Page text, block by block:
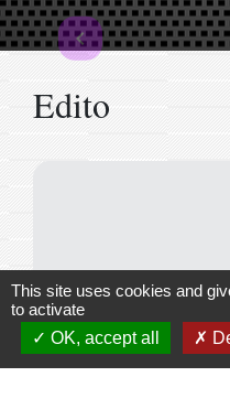
chevron_left Previous
Edito
This site uses cookies and
to activate
OK, accept all